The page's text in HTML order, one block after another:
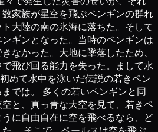
家族が星空を飛ぶペンギンの群れ
大陸の南の氷海に落ちた。そして
ギンとなった。当時のペンギンは
なかった。大地に墜落したため、
飛び回る能力を失った。まして水
めて水中を泳いだ伝説の若きペン
では。 多くの若いペンギンと同
と、真っ青な大空を見て、若きペ
に自由自在に空を飛べるなら、ど